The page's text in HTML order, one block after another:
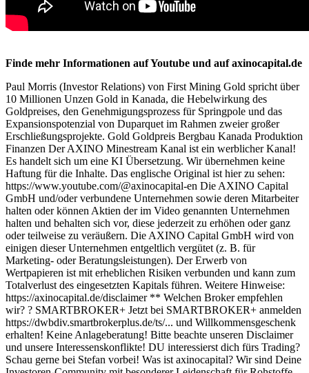
Finde mehr Informationen auf Youtube und auf axinocapital.de
Paul Morris (Investor Relations) von First Mining Gold spricht über
10 Millionen Unzen Gold in Kanada, die Hebelwirkung des
Goldpreises, den Genehmigungsprozess für Springpole und das
Expansionspotenzial von Duparquet im Rahmen zweier großer
Erschließungsprojekte. Gold Goldpreis Bergbau Kanada Produktion
Finanzen Der AXINO Minestream Kanal ist ein werblicher Kanal!
Es handelt sich um eine KI Übersetzung. Wir übernehmen keine
Haftung für die Inhalte. Das englische Original ist hier zu sehen:
https://www.youtube.com/@axinocapital-en Die AXINO Capital
GmbH und/oder verbundene Unternehmen sowie deren Mitarbeiter
halten oder können Aktien der im Video genannten Unternehmen
halten und behalten sich vor, diese jederzeit zu erhöhen oder ganz
oder teilweise zu veräußern. Die AXINO Capital GmbH wird von
einigen dieser Unternehmen entgeltlich vergütet (z. B. für
Marketing- oder Beratungsleistungen). Der Erwerb von
Wertpapieren ist mit erheblichen Risiken verbunden und kann zum
Totalverlust des eingesetzten Kapitals führen. Weitere Hinweise:
https://axinocapital.de/disclaimer ** Welchen Broker empfehlen
wir? ? SMARTBROKER+ Jetzt bei SMARTBROKER+ anmelden
https://dwbdiv.smartbrokerplus.de/ts/... und Willkommensgeschenk
erhalten! Keine Anlageberatung! Bitte beachte unseren Disclaimer
und unsere Interessenskonflikte! DU interessierst dich fürs Trading?
Schau gerne bei Stefan vorbei! Was ist axinocapital? Wir sind Deine